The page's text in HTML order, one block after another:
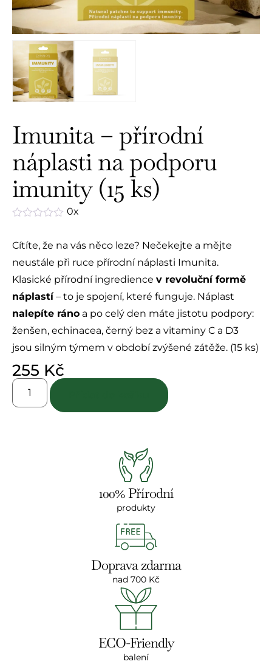
Imunita – přírodní
náplasti na podporu
imunity (15 ks)
z
0x
Cítíte, že na vás něco leze? Nečekejte a mějte
neustále při ruce přírodní náplasti Imunita.
Klasické přírodní ingredience v revoluční formě
náplastí– to je spojení, které funguje. Náplast
nalepíte ráno a po celý den máte jistotu podpory:
ženšen, echinacea, černý bez a vitaminy C a D3
jsou silným týmem v období zvýšené zátěže. (15 ks)
255 Kč
100% Přírodní
produkty
Doprava zdarma
nad 700 Kč
ECO-Friendly
balení